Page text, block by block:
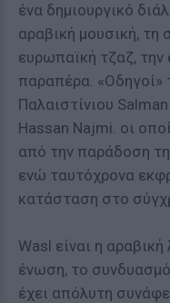
ένα δημιουργικό
αραβική μουσική, τη
ευρωπαϊκή τζαζ,
παραπέρα. «Οδηγοί»
Παλαιστίνιου
Hassan Najmi. οι
από την παράδοση
ενώ ταυτόχρονα
κατάσταση στο
Wasl είναι η
ένωση, το
έχει απόλυτη